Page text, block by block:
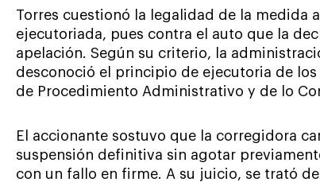
Torres cuestionó la legalidad de la medida
ejecutoriada, pues contra el auto que la
apelación. Según su criterio, la
desconoció el principio de ejecutoria de
de Procedimiento Administrativo y de lo
El accionante sostuvo que la corregidora
suspensión definitiva sin agotar
con un fallo en firme. A su juicio, se trató